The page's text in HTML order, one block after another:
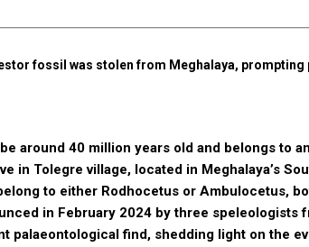
fossil was stolen from Meghalaya,
around 40 million years old and belongs to
in Tolegre village, located in Meghalaya’s
to either Rodhocetus or Ambulocetus,
in February 2024 by three speleologists
palaeontological find, shedding light on the